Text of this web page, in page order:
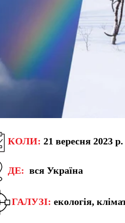
КОЛИ: 21 вересня 2023
ДЕ: вся Україна
ГАЛУЗІ: екологія,